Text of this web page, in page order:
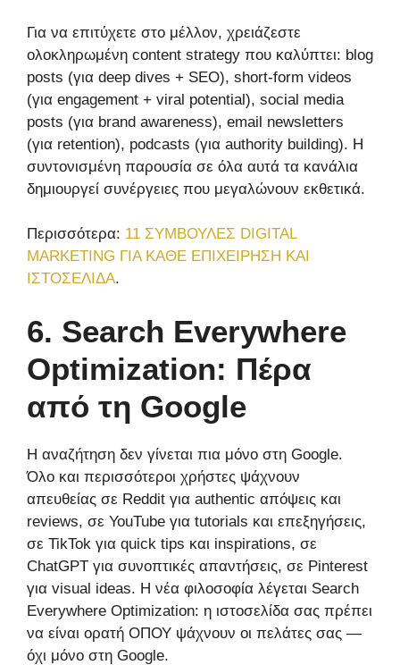
Για να επιτύχετε στο μέλλον, χρειάζεστε
ολοκληρωμένη content strategy που καλύπτει: blog
posts (για deep dives + SEO), short-form videos
(για engagement + viral potential), social media
posts (για brand awareness), email newsletters
(για retention), podcasts (για authority building). Η
συντονισμένη παρουσία σε όλα αυτά τα κανάλια
δημιουργεί συνέργειες που μεγαλώνουν εκθετικά.
Περισσότερα: 11 ΣΥΜΒΟΥΛΕΣ DIGITAL
MARKETING ΓΙΑ ΚΑΘΕ ΕΠΙΧΕΙΡΗΣΗ ΚΑΙ
ΙΣΤΟΣΕΛΙΔΑ.
6. Search Everywhere
Optimization: Πέρα
από τη Google
Η αναζήτηση δεν γίνεται πια μόνο στη Google.
Όλο και περισσότεροι χρήστες ψάχνουν
απευθείας σε Reddit για authentic απόψεις και
reviews, σε YouTube για tutorials και επεξηγήσεις,
σε TikTok για quick tips και inspirations, σε
ChatGPT για συνοπτικές απαντήσεις, σε Pinterest
για visual ideas. Η νέα φιλοσοφία λέγεται Search
Everywhere Optimization: η ιστοσελίδα σας πρέπει
να είναι ορατή ΟΠΟΥ ψάχνουν οι πελάτες σας —
όχι μόνο στη Google.